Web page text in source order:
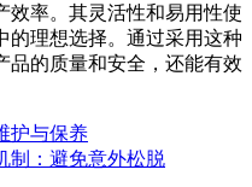
效率。其灵活性和易用性使
的理想选择。通过采用这种
品的质量和安全，还能有效
护与保养
制：避免意外松脱